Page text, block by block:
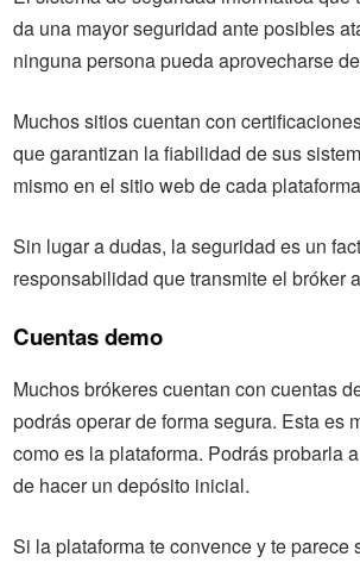
da una mayor seguridad ante posibles
ninguna persona pueda aprovecharse
Muchos sitios cuentan con
que garantizan la fiabilidad de sus
mismo en el sitio web de cada
Sin lugar a dudas, la seguridad es un
responsabilidad que transmite el bróker
Cuentas demo
Muchos brókeres cuentan con cuentas
podrás operar de forma segura. Esta es
como es la plataforma. Podrás probarla
de hacer un depósito inicial.
Si la plataforma te convence y te